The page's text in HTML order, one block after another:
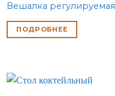
Вешалка регулируемая
ПОДРОБНЕЕ